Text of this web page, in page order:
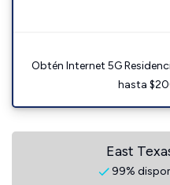
Obtén Internet 5G
hasta
East
99%